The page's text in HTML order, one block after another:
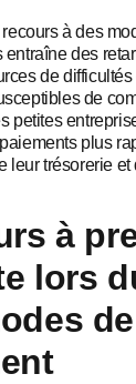
à des
entraîne des
de
de
petites
plus
leur trésorerie
à
lors
de